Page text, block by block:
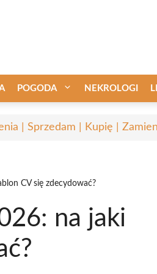
POGODA NEKROLOGI
| Sprzedam | Kupię |
CV się zdecydować?
na jaki